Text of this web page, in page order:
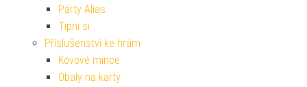
Párty Alias
Tipni si
Příslušenství ke hrám
Kovové mince
Obaly na karty